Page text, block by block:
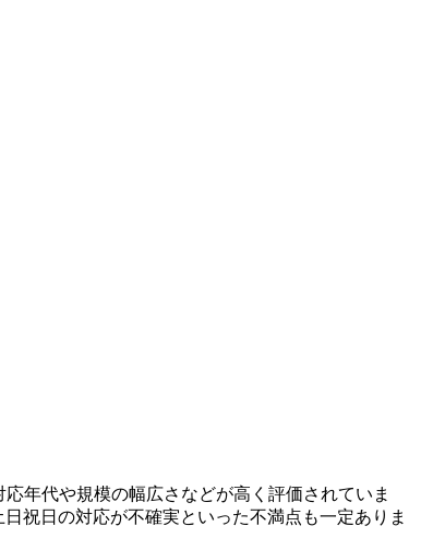
年代や規模の幅広さなどが高く評価されていま
祝日の対応が不確実といった不満点も一定ありま